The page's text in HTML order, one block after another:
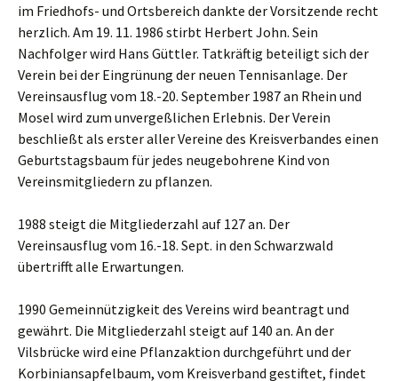
im Friedhofs- und Ortsbereich dankte der Vorsitzende recht
herzlich. Am 19. 11. 1986 stirbt Herbert John. Sein
Nachfolger wird Hans Güttler. Tatkräftig beteiligt sich der
Verein bei der Eingrünung der neuen Tennisanlage. Der
Vereinsausflug vom 18.-20. September 1987 an Rhein und
Mosel wird zum unvergeßlichen Erlebnis. Der Verein
beschließt als erster aller Vereine des Kreisverbandes einen
Geburtstagsbaum für jedes neugebohrene Kind von
Vereinsmitgliedern zu pflanzen.
1988 steigt die Mitgliederzahl auf 127 an. Der
Vereinsausflug vom 16.-18. Sept. in den Schwarzwald
übertrifft alle Erwartungen.
1990 Gemeinnützigkeit des Vereins wird beantragt und
gewährt. Die Mitgliederzahl steigt auf 140 an. An der
Vilsbrücke wird eine Pflanzaktion durchgeführt und der
Korbiniansapfelbaum, vom Kreisverband gestiftet, findet